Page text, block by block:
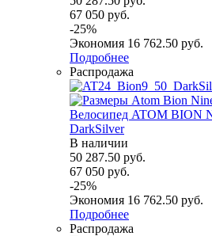
67 050 руб.
-25%
Экономия 16 762.50 руб.
Подробнее
Распродажа
Велосипед ATOM BION
DarkSilver
В наличии
50 287.50 руб.
67 050 руб.
-25%
Экономия 16 762.50 руб.
Подробнее
Распродажа